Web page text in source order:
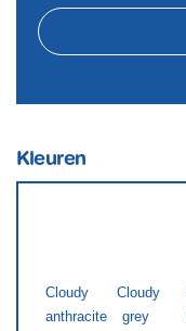
Kleuren
Cloudy
anthracite
Cloudy
grey